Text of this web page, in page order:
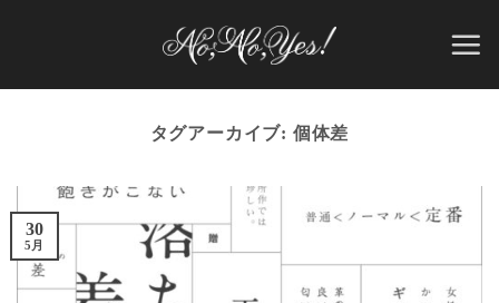
タグアーカイブ: 個体差
30
5月